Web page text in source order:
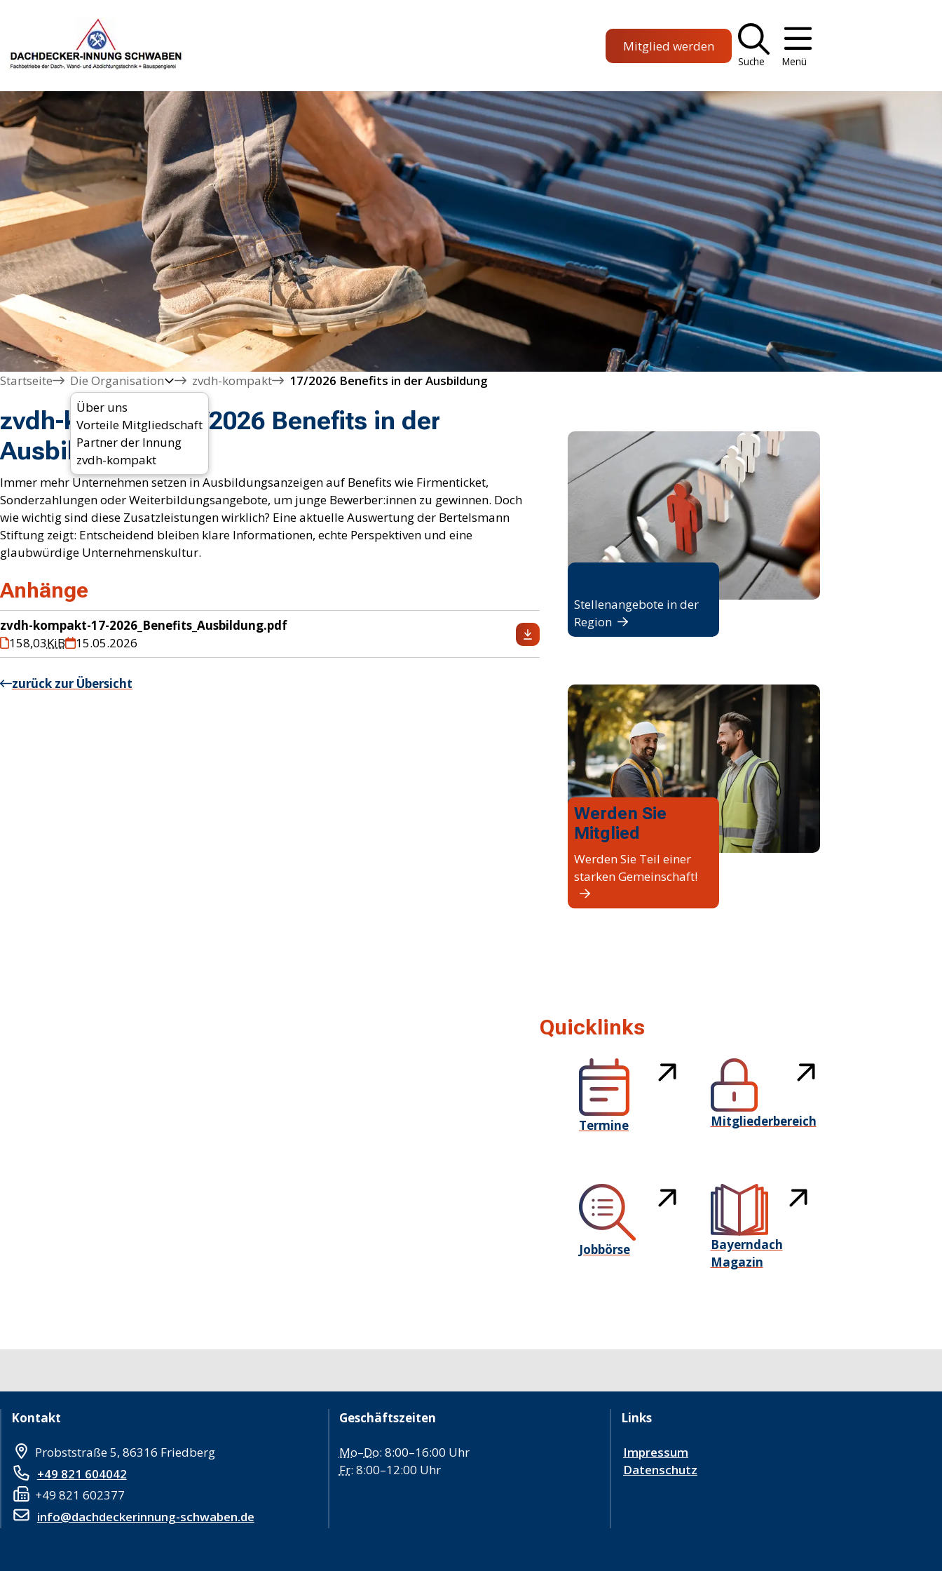
Mitglied werden
Suche Menü
Startseite
Die Organisation
Über uns
Vorteile Mitgliedschaft
Partner der Innung
zvdh-kompakt
zvdh-kompakt 17/2026 Benefits in der Ausbildung
zvdh-kompakt 17/2026 Benefits in der
Ausbildung
Immer mehr Unternehmen setzen in Ausbildungsanzeigen auf Benefits wie Firmenticket,
Sonderzahlungen oder Weiterbildungsangebote, um junge Bewerber:innen zu gewinnen. Doch
wie wichtig sind diese Zusatzleistungen wirklich? Eine aktuelle Auswertung der Bertelsmann
Stiftung zeigt: Entscheidend bleiben klare Informationen, echte Perspektiven und eine
glaubwürdige Unternehmenskultur.
Anhänge
zvdh-kompakt-17-2026_Benefits_Ausbildung.pdf
158,03KiB 15.05.2026
zurück zur Übersicht
Stellenangebote in der
Region
Werden Sie
Mitglied
Werden Sie Teil einer
starken Gemeinschaft!
Quicklinks
Termine Mitgliederbereich
Jobbörse
Bayerndach
Magazin
Kontakt
Probststraße 5, 86316 Friedberg
+49 821 604042
+49 821 602377
info@dachdeckerinnung-schwaben.de
Geschäftszeiten
Mo–Do: 8:00–16:00 Uhr
Fr: 8:00–12:00 Uhr
Links
Impressum
Datenschutz